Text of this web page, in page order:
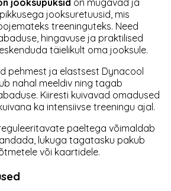
jooksupüksid on mugavad ja
jooksuretuusid, mis
treeninguteks. Need
hingavuse ja praktilised
täielikult oma jooksule.
pehmest ja elastsest Dynacool
nahal meeldiv ning tagab
Kiiresti kuivavad omadused
ka intensiivse treeningu ajal.
paeltega võimaldab
lukuga tagatasku pakub
või kaartidele.